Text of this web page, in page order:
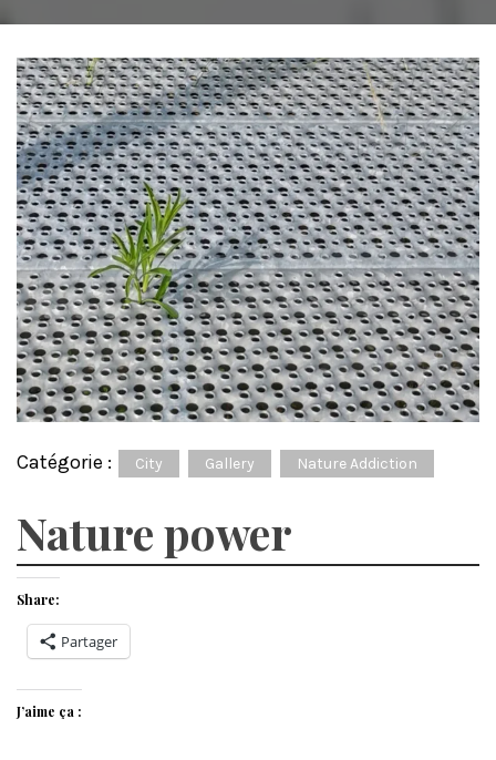
Catégorie : City Gallery Nature Addiction
Nature power
Share:
Partager
J’aime ça :